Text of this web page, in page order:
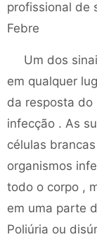
profissional de
Febre
Um dos
em qualquer
da resposta do
infecção . As
células
organismos
todo o corpo ,
em uma parte
Poliúria ou